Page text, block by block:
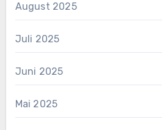
August 2025
Juli 2025
Juni 2025
Mai 2025